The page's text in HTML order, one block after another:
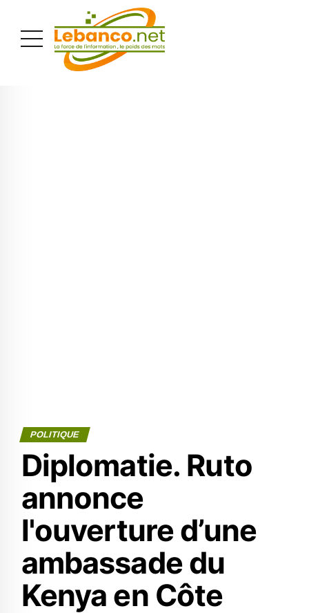
POLITIQUE
Diplomatie. Ruto
annonce
l'ouverture d’une
ambassade du
Kenya en Côte